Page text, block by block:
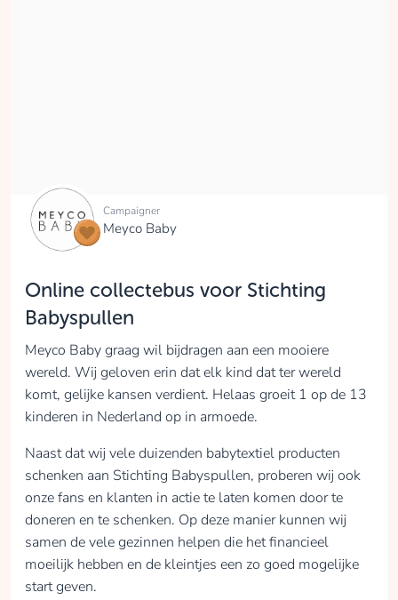
Campaigner
Meyco Baby
Online collectebus voor Stichting
Babyspullen
Meyco Baby graag wil bijdragen aan een mooiere
wereld. Wij geloven erin dat elk kind dat ter wereld
komt, gelijke kansen verdient. Helaas groeit 1 op de 13
kinderen in Nederland op in armoede.
Naast dat wij vele duizenden babytextiel producten
schenken aan Stichting Babyspullen, proberen wij ook
onze fans en klanten in actie te laten komen door te
doneren en te schenken. Op deze manier kunnen wij
samen de vele gezinnen helpen die het financieel
moeilijk hebben en de kleintjes een zo goed mogelijke
start geven.